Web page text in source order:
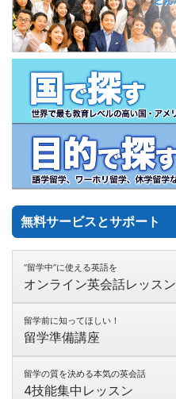
無料サービスとサポート
“留学中”に使える英語を
オンライン英会話レッスン
留学前に知ってほしい！
留学準備講座
留学の質を決める本気の英会話
4技能集中レッスン